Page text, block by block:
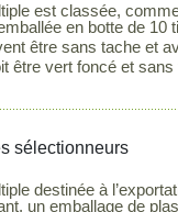
est classée,
en botte de 10
être sans tache et
être vert foncé et sans
sélectionneurs
destinée à
un emballage de